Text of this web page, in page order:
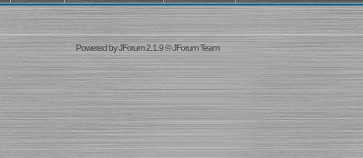
Powered byJForum 2.1.9©JForum Team